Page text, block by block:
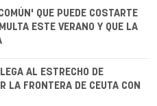
QUE PUEDE COSTARTE
ESTE VERANO Y QUE LA
AL ESTRECHO DE
LA FRONTERA DE CEUTA CON